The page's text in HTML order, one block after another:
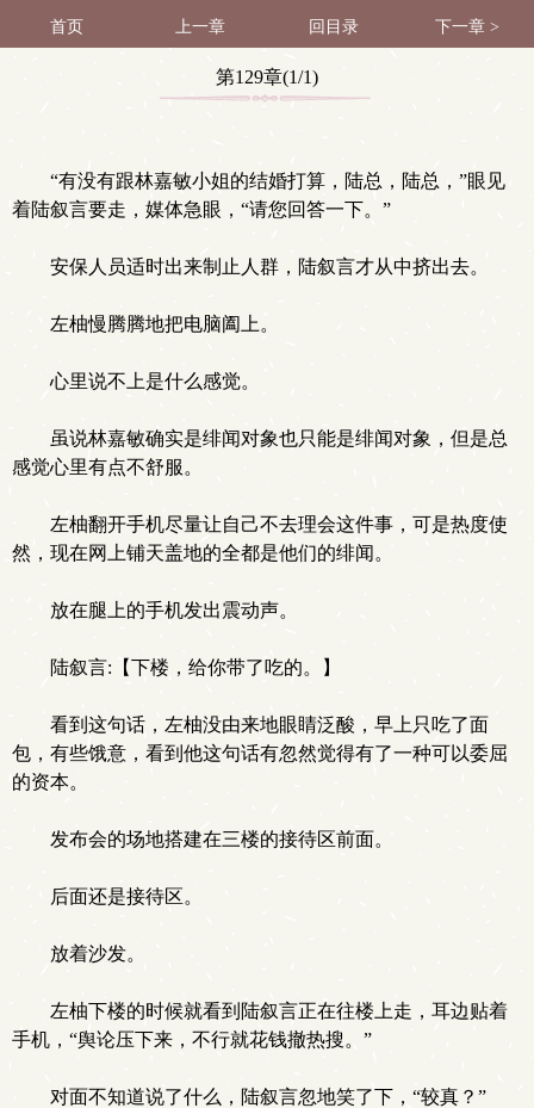
首页 上一章 回目录 下一章 >
第129章(1/1)
“有没有跟林嘉敏小姐的结婚打算，陆总，陆总，”眼见
着陆叙言要走，媒体急眼，“请您回答一下。”
安保人员适时出来制止人群，陆叙言才从中挤出去。
左柚慢腾腾地把电脑阖上。
心里说不上是什么感觉。
虽说林嘉敏确实是绯闻对象也只能是绯闻对象，但是总
感觉心里有点不舒服。
左柚翻开手机尽量让自己不去理会这件事，可是热度使
然，现在网上铺天盖地的全都是他们的绯闻。
放在腿上的手机发出震动声。
陆叙言:【下楼，给你带了吃的。】
看到这句话，左柚没由来地眼睛泛酸，早上只吃了面
包，有些饿意，看到他这句话有忽然觉得有了一种可以委屈
的资本。
发布会的场地搭建在三楼的接待区前面。
后面还是接待区。
放着沙发。
左柚下楼的时候就看到陆叙言正在往楼上走，耳边贴着
手机，“舆论压下来，不行就花钱撤热搜。”
对面不知道说了什么，陆叙言忽地笑了下，“较真？”